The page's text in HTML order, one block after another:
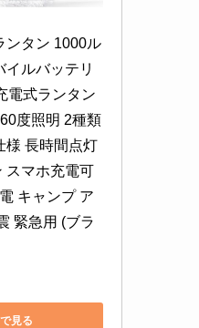
ンタン 1000ル
イルバッテリ
電式ランタン
度照明 2種類
様 長時間点灯
スマホ充電可
キャンプ ア
緊急用 (ブラ
見る